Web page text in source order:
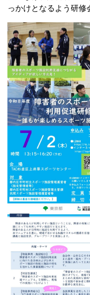
っかけとなるよう研修